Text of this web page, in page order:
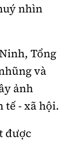
nhìn
Tổng
và
ảnh
- xã hội.
được